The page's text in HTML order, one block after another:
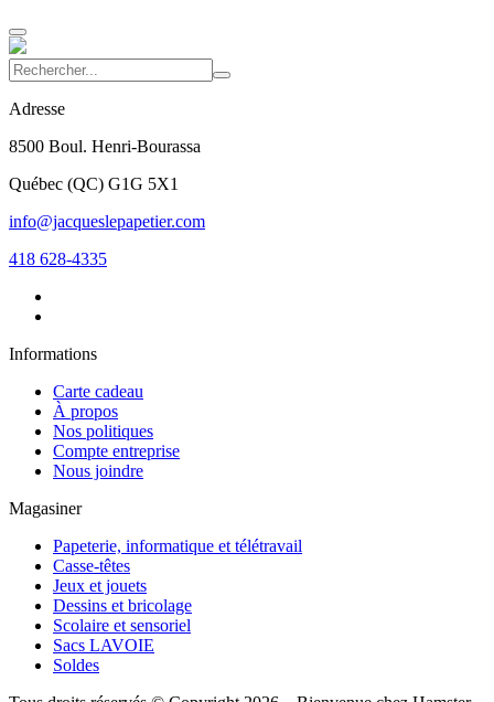
Adresse
8500 Boul. Henri-Bourassa
Québec (QC) G1G 5X1
info@jacqueslepapetier.com
418 628-4335
Informations
Carte cadeau
À propos
Nos politiques
Compte entreprise
Nous joindre
Magasiner
Papeterie, informatique et télétravail
Casse-têtes
Jeux et jouets
Dessins et bricolage
Scolaire et sensoriel
Sacs LAVOIE
Soldes